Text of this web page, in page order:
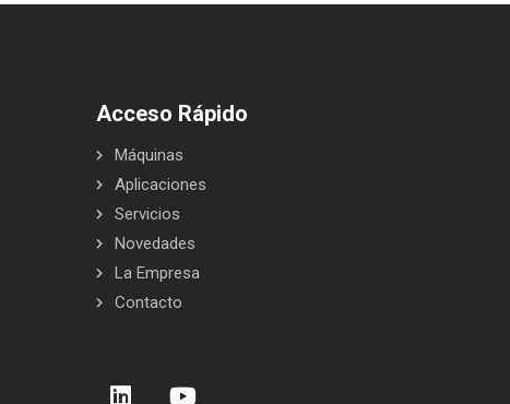
Acceso Rápido
Máquinas
Aplicaciones
Servicios
Novedades
La Empresa
Contacto